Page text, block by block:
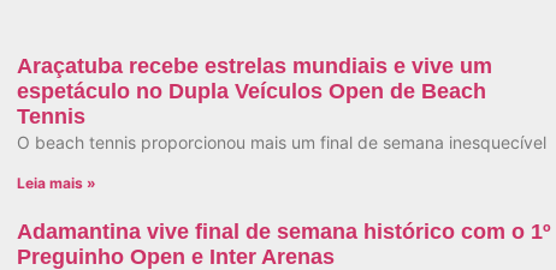
Araçatuba recebe estrelas mundiais e vive um
espetáculo no Dupla Veículos Open de Beach
Tennis
O beach tennis proporcionou mais um final de semana inesquecível
Leia mais »
Adamantina vive final de semana histórico com o 1º
Preguinho Open e Inter Arenas